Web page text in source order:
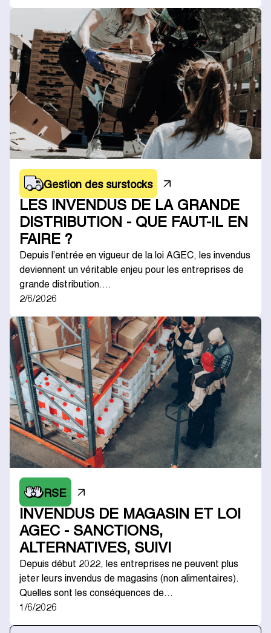
Gestion des surstocks
LES INVENDUS DE LA GRANDE
DISTRIBUTION - QUE FAUT-IL EN
FAIRE ?
Depuis l’entrée en vigueur de la loi AGEC, les invendus
deviennent un véritable enjeu pour les entreprises de
grande distribution.…
2/6/2026
RSE
INVENDUS DE MAGASIN ET LOI
AGEC - SANCTIONS,
ALTERNATIVES, SUIVI
Depuis début 2022, les entreprises ne peuvent plus
jeter leurs invendus de magasins (non alimentaires).
Quelles sont les conséquences de…
1/6/2026